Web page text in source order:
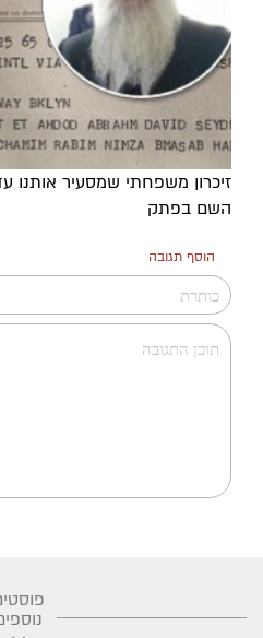
זיכרון משפחתי שמסעיר אותנו
השם בפתק
הוסף תגובה